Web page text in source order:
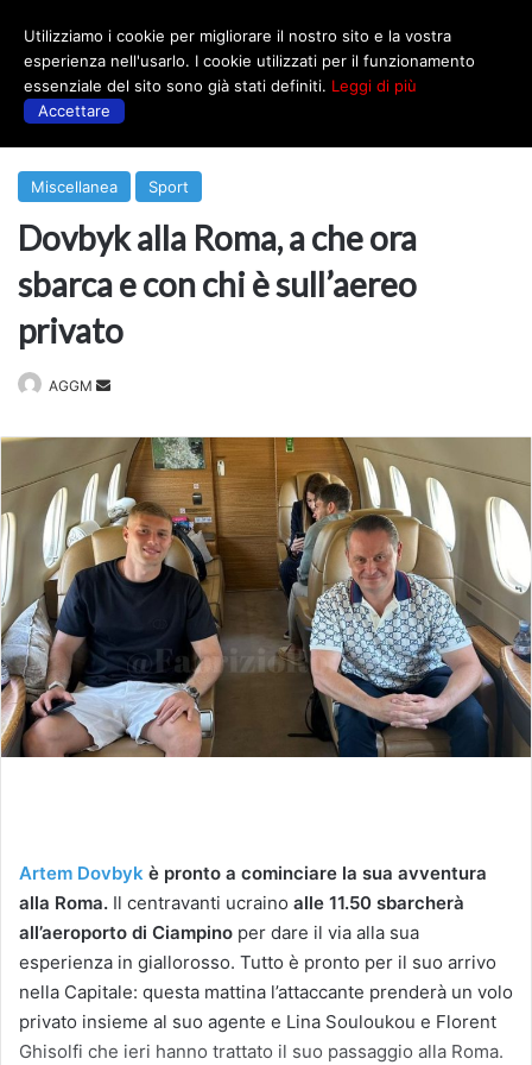
Miscellanea Sport
Dovbyk alla Roma, a che ora
sbarca e con chi è sull’aereo
privato
AGGM
Invia
Artem Dovbyk è pronto a cominciare la sua avventura
alla Roma. Il centravanti ucraino alle 11.50 sbarcherà
all’aeroporto di Ciampino per dare il via alla sua
esperienza in giallorosso. Tutto è pronto per il suo arrivo
nella Capitale: questa mattina l’attaccante prenderà un volo
privato insieme al suo agente e Lina Souloukou e Florent
Ghisolfi che ieri hanno trattato il suo passaggio alla Roma.
Utilizziamo i cookie per migliorare il nostro sito e la vostra
esperienza nell'usarlo. I cookie utilizzati per il funzionamento
essenziale del sito sono già stati definiti. Leggi di più
Accettare